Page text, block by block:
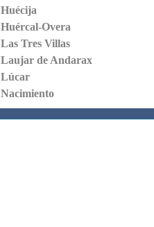
Huécija
Huércal-Overa
Las Tres Villas
Laujar de Andarax
Lúcar
Nacimiento